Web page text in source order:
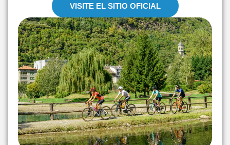
VISITE EL SITIO OFICIAL